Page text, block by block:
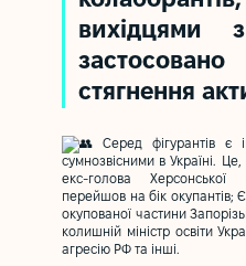
вихідцями
стягнення
Серед фігурантів є
сумнозвісними в Україні.
екс-голова Херсонської
перейшов на бік окупантів;
окупованої частини
колишній міністр освіти
агресію РФ та інші.